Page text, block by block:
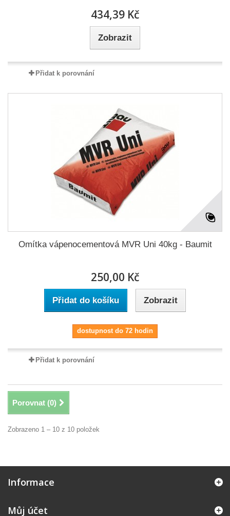
434,39 Kč
Zobrazit
Přidat k porovnání
Omítka vápenocementová MVR Uni 40kg - Baumit
250,00 Kč
Přidat do košíku Zobrazit
dostupnost do 72 hodin
Přidat k porovnání
Porovnat (0)
Zobrazeno 1 – 10 z 10 položek
Informace
Můj účet